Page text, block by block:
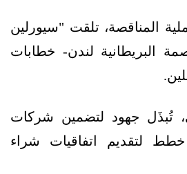
المناقصة، تلقت "سيورلين
البريطانية لندن- خطابات
تُبذَل جهود لتضمين شركات
خطط لتقديم اتفاقيات شراء